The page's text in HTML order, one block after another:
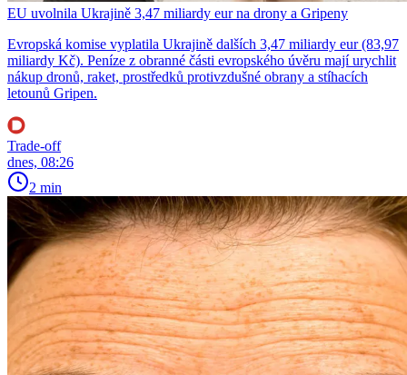
EU uvolnila Ukrajině 3,47 miliardy eur na drony a Gripeny
Evropská komise vyplatila Ukrajině dalších 3,47 miliardy eur (83,97
miliardy Kč). Peníze z obranné části evropského úvěru mají urychlit
nákup dronů, raket, prostředků protivzdušné obrany a stíhacích
letounů Gripen.
Trade-off
dnes, 08:26
2 min